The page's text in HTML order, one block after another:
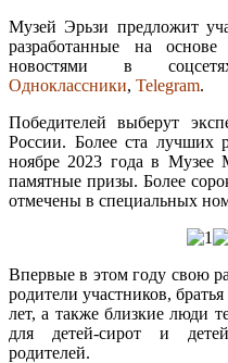
Музей Эрьзи предложит
разработанные на
новостями в
Одноклассники, Telegram.
Победителей выберут
России. Более ста лучших
ноябре 2023 года в Музее
памятные призы. Более
отмечены в специальных
Впервые в этом году свою
родители участников,
лет, а также близкие люди
для детей-сирот и
родителей.